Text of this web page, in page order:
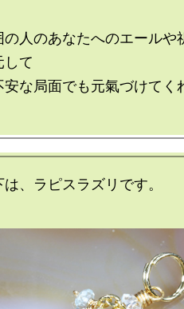
の人のあなたへのエールや
して
安な局面でも元氣づけてく